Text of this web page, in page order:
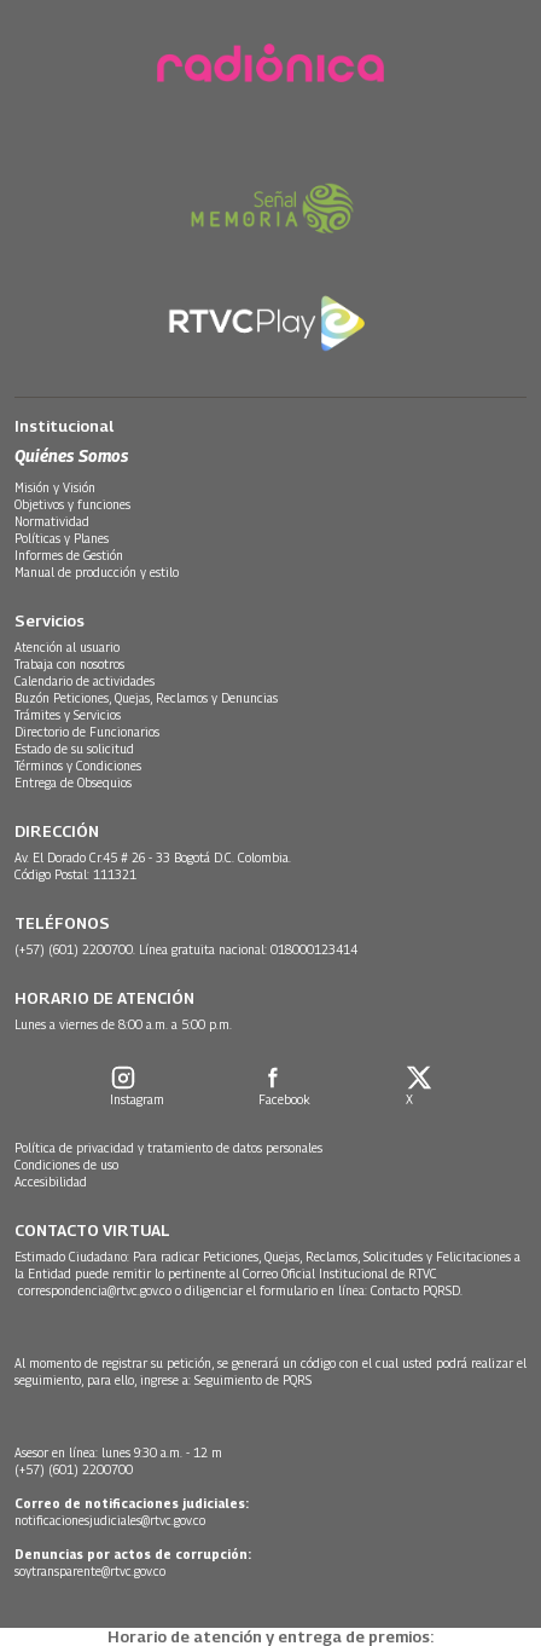
Institucional
Quiénes Somos
Misión y Visión
Objetivos y funciones
Normatividad
Políticas y Planes
Informes de Gestión
Manual de producción y estilo
Servicios
Atención al usuario
Trabaja con nosotros
Calendario de actividades
Buzón Peticiones, Quejas, Reclamos y Denuncias
Trámites y Servicios
Directorio de Funcionarios
Estado de su solicitud
Términos y Condiciones
Entrega de Obsequios
DIRECCIÓN
Av. El Dorado Cr.45 # 26 - 33 Bogotá D.C. Colombia.
Código Postal: 111321
TELÉFONOS
(+57) (601) 2200700. Línea gratuita nacional: 018000123414
HORARIO DE ATENCIÓN
Lunes a viernes de 8:00 a.m. a 5:00 p.m.
Instagram Facebook X
Política de privacidad y tratamiento de datos personales
Condiciones de uso
Accesibilidad
CONTACTO VIRTUAL
Estimado Ciudadano: Para radicar Peticiones, Quejas, Reclamos, Solicitudes y Felicitaciones a
la Entidad puede remitir lo pertinente al Correo Oficial Institucional de RTVC
correspondencia@rtvc.gov.co o diligenciar el formulario en línea: Contacto PQRSD.
Al momento de registrar su petición, se generará un código con el cual usted podrá realizar el
seguimiento, para ello, ingrese a: Seguimiento de PQRS
Asesor en línea: lunes 9:30 a.m. - 12 m
(+57) (601) 2200700
Correo de notificaciones judiciales:
notificacionesjudiciales@rtvc.gov.co
Denuncias por actos de corrupción:
soytransparente@rtvc.gov.co
Horario de atención y entrega de premios: